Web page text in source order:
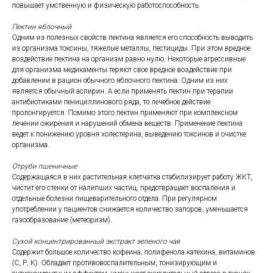
повышает умственную и физическую работоспособность.
Пектин яблочный
Одним из полезных свойств пектина является его способность выводить
из организма токсины, тяжелые металлы, пестициды. При этом вредное
воздействие пектина на организм равно нулю. Некоторые агрессивные
для организма медикаменты теряют свое вредное воздействие при
добавлении в рацион обычного яблочного пектина. Одним из них
является обычный аспирин. А если применять пектин при терапии
антибиотиками пенициллинового ряда, то лечебное действие
пролонгируется. Помимо этого пектин применяют при комплексном
лечении ожирения и нарушений обмена веществ. Применение пектина
ведет к понижению уровня холестерина, выведению токсинов и очистке
организма.
Отруби пшеничные
Содержащаяся в них растительная клетчатка стабилизирует работу ЖКТ,
чистит его стенки от налипших частиц, предотвращает воспаления и
отдельные болезни пищеварительного отдела. При регулярном
употреблении у пациентов снижается количество запоров, уменьшается
газообразование (метеоризм).
Сухой концентрированный экстракт зеленого чая
Содержит большое количество кофеина, полифенола катехина, витаминов
(С, Р, К). Обладает противовоспалительным, тонизирующим и